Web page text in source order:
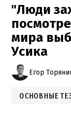
"Люди
мира
Усика
Егор
ОСНОВНЫЕ